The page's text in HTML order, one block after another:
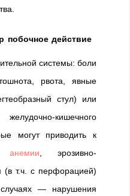
побочное действие
системы: боли
рвота, явные
стул) или
кишечного
могут приводить к
анемии , эрозивно-
(в т.ч. с перфорацией)
— нарушения